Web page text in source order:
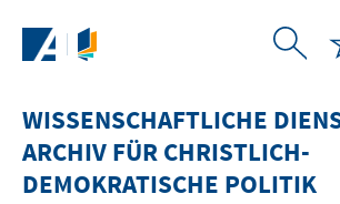
WISSENSCHAFTLICHE
ARCHIV FÜR CHRISTLICH-
DEMOKRATISCHE POLITIK